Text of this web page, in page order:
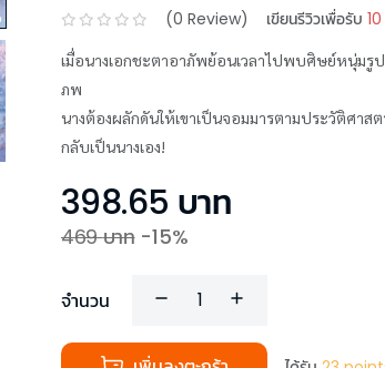
(0 Review) เขียนรีวิวเพื่อรับ
เมื่อนางเอกชะตาอาภัพย้อนเวลาไปพบศิษย์หนุ่มรู
ภพ
นางต้องผลักดันให้เขาเป็นจอมมารตามประวัติศาส
กลับเป็นนางเอง!
398.65 บาท
469บาท -15%
จำนวน